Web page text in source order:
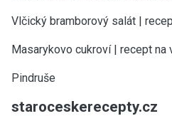
Vlčický bramborový salát |
Masarykovo cukroví | recept na
Pindruše
staroceskerecepty.cz